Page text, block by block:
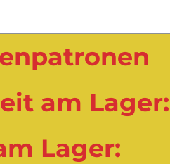
am Lager:
Lager: